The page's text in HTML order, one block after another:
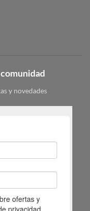
y novedades